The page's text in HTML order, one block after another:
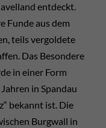
entdeckt.
Funde aus dem
teils vergoldete
Das Besondere
in einer Form
in Spandau
bekannt ist. Die
Burgwall in